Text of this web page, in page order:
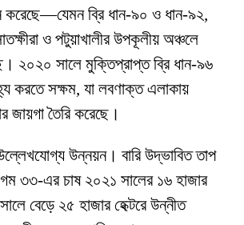
করেছে—যেমন ব্রি ধান-৯০ ও ধান-৯২,
ও পটুয়াখালীর উপকূলীয় অঞ্চলে
২০২০ সালে মুক্তিপ্রাপ্ত ব্রি ধান-৯৬
করতে সক্ষম, যা লবণাক্ত এলাকায়
তৈরি করেছে।
উন্নয়ন। বারি উদ্ভাবিত তাপ
৩৩-এর চাষ ২০২১ সালের ১৬ হাজার
বেড়ে ২৫ হাজার হেক্টরে উন্নীত